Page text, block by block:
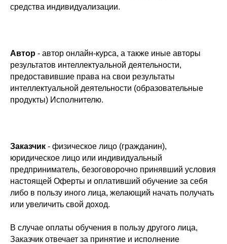
средства индивидуализации.
Автор - автор онлайн-курса, а также иные авторы
результатов интеллектуальной деятельности,
предоставившие права на свои результаты
интеллектуальной деятельности (образовательные
продукты) Исполнителю.
Заказчик - физическое лицо (гражданин),
юридическое лицо или индивидуальный
предприниматель, безоговорочно принявший условия
настоящей Оферты и оплативший обучение за себя
либо в пользу иного лица, желающий начать получать
или увеличить свой доход.
В случае оплаты обучения в пользу другого лица,
Заказчик отвечает за принятие и исполнение